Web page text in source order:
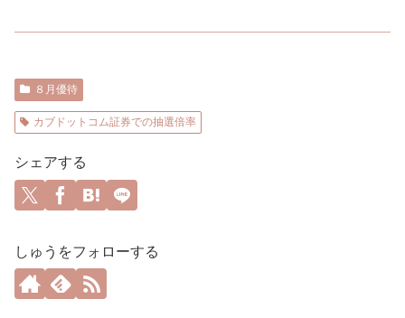
８月優待
カブドットコム証券での抽選倍率
シェアする
しゅうをフォローする